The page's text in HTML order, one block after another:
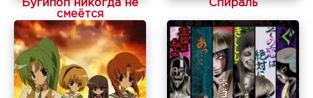
Бугипоп никогда не
смеётся
Спираль